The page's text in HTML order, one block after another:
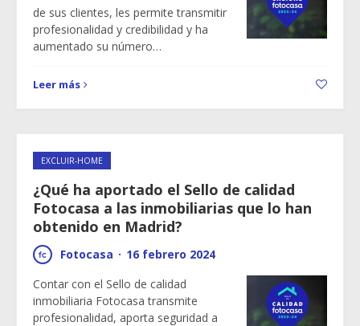
de sus clientes, les permite transmitir
profesionalidad y credibilidad y ha
aumentado su número…
Leer más
EXCLUIR-HOME
¿Qué ha aportado el Sello de calidad
Fotocasa a las inmobiliarias que lo han
obtenido en Madrid?
Fotocasa · 16 febrero 2024
Contar con el Sello de calidad
inmobiliaria Fotocasa transmite
profesionalidad, aporta seguridad a